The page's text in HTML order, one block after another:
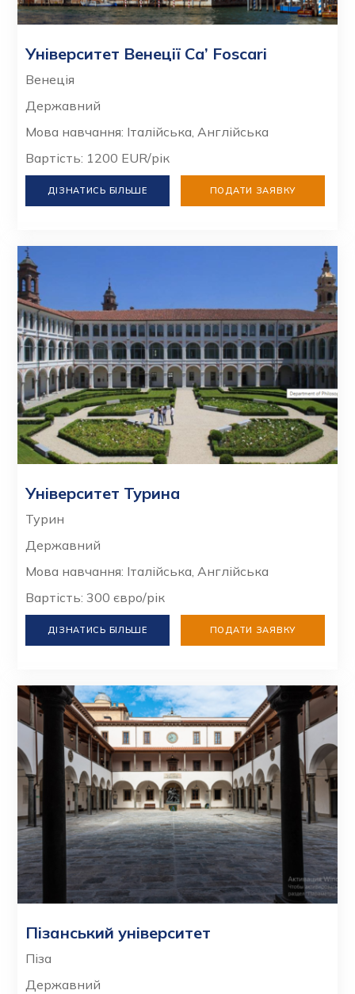
Університет Венеції Ca’ Foscari
Венеція
Державний
Мова навчання: Італійська, Англійська
Вартість: 1200 EUR/рік
ДІЗНАТИСЬ БІЛЬШЕ ПОДАТИ ЗАЯВКУ
Університет Турина
Турин
Державний
Мова навчання: Італійська, Англійська
Вартість: 300 євро/рік
ДІЗНАТИСЬ БІЛЬШЕ ПОДАТИ ЗАЯВКУ
Пізанський університет
Піза
Державний